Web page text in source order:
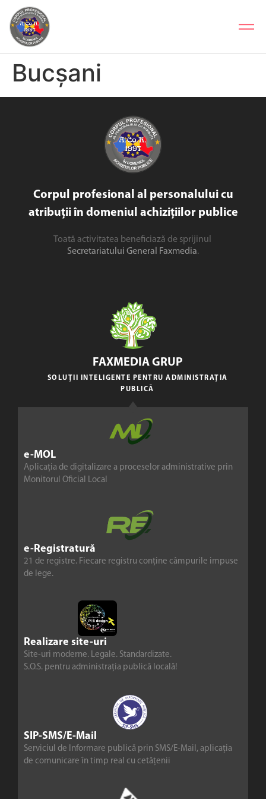
Bucșani
Corpul profesional al personalului cu
atribuții în domeniul achizițiilor publice
Toată activitatea beneficiază de sprijinul
Secretariatului General Faxmedia.
e-MOL
Aplicația de digitalizare a proceselor administrative prin
Monitorul Oficial Local
e-Registratură
21 de registre. Fiecare registru conține câmpurile impuse
de lege.
Realizare site-uri
Site-uri moderne. Legale. Standardizate.
S.O.S. pentru administrația publică locală!
SIP-SMS/E-Mail
Serviciul de Informare publică prin SMS/E-Mail, aplicația
de comunicare în timp real cu cetățenii
FAXMEDIA GRUP
SOLUȚII INTELIGENTE PENTRU ADMINISTRAȚIA
PUBLICĂ